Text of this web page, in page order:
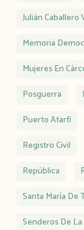
Julián Caballero
Memoria
Mujeres En
Posguerra
Puerto Atarfi
Registro Civil
República
Santa María De
Senderos De